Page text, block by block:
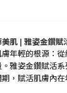
美肌 | 雅姿金鑽賦
年輕的根源：
雅姿金鑽賦活
，賦活肌膚內在